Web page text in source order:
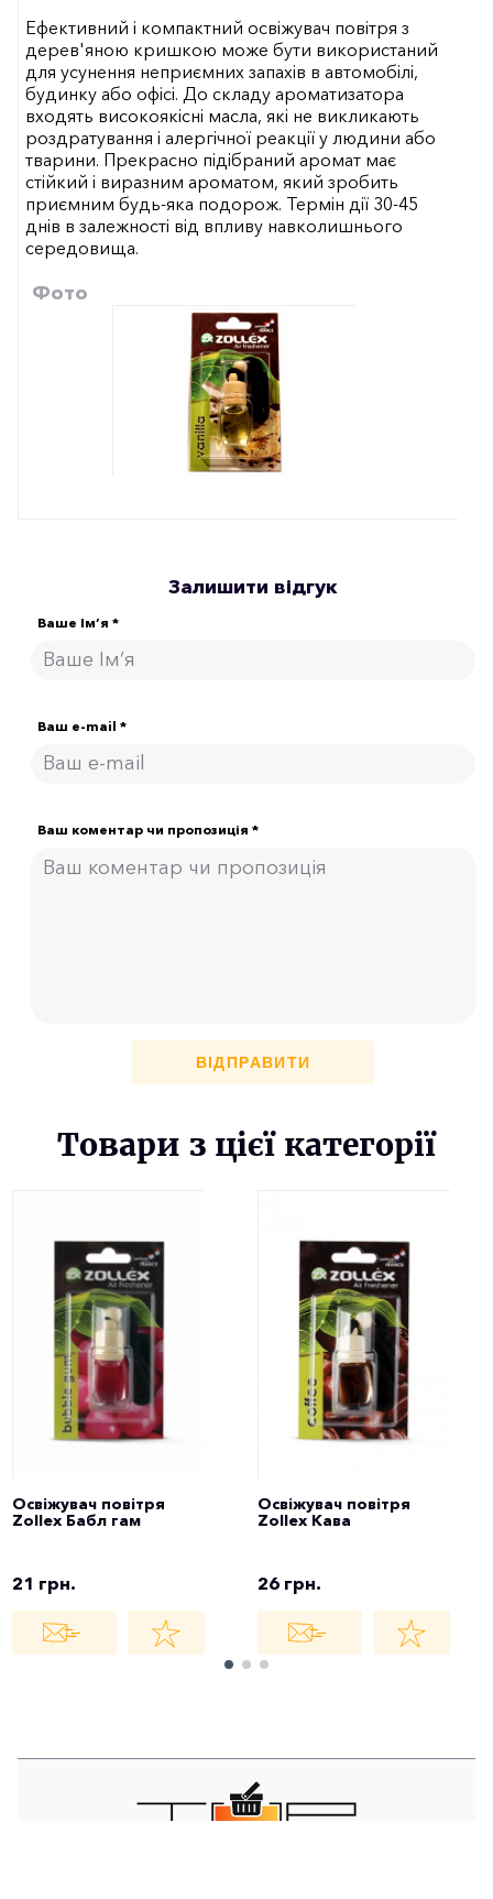
Ефективний і компактний освіжувач повітря з
дерев'яною кришкою може бути використаний
для усунення неприємних запахів в автомобілі,
будинку або офісі. До складу ароматизатора
входять високоякісні масла, які не викликають
роздратування і алергічної реакції у людини або
тварини. Прекрасно підібраний аромат має
стійкий і виразним ароматом, який зробить
приємним будь-яка подорож. Термін дії 30-45
днів в залежності від впливу навколишнього
середовища.
Фото
Залишити відгук
Ваше Ім’я *
Ваш e-mail *
Ваш коментар чи пропозиція *
ВІДПРАВИТИ
Товари з цієї категорії
Освіжувач повітря
Zollex Бабл гам
21 грн.
Освіжувач повітря
Zollex Кава
26 грн.